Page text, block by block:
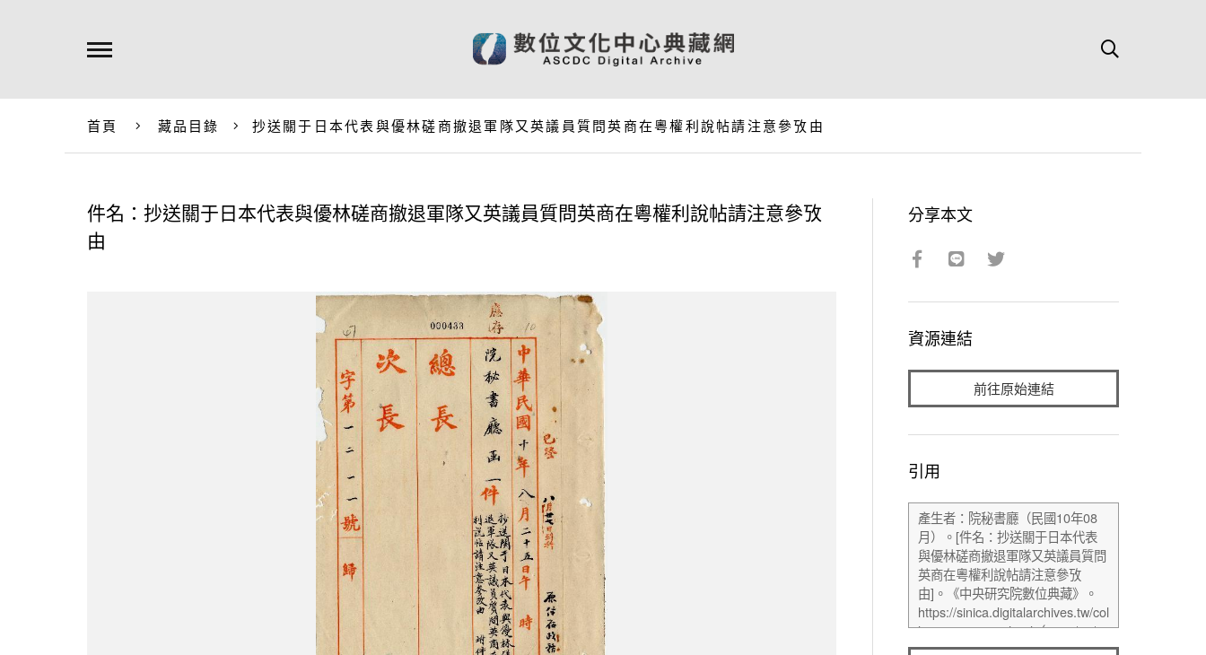
首頁 藏品目錄 抄送關于日本代表與優林磋商撤退軍隊又英議員質問英商在粵權利說帖請注意參攷由
件名：抄送關于日本代表與優林磋商撤退軍隊又英議員質問英商在粵權利說帖請注意參攷
由
分享本文
資源連結
前往原始連結
引用